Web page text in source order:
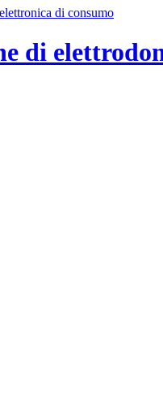
di